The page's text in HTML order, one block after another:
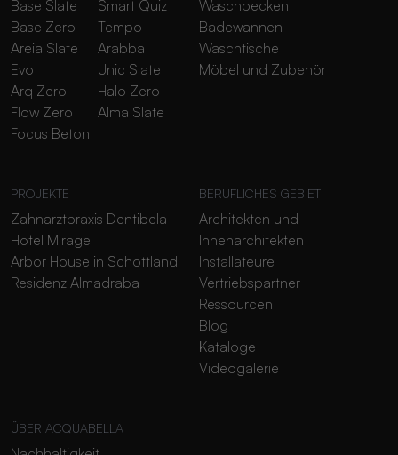
Base Slate
Base Zero
Areia Slate
Evo
Arq Zero
Flow Zero
Focus Beton
Smart Quiz
Tempo
Arabba
Unic Slate
Halo Zero
Alma Slate
Waschbecken
Badewannen
Waschtische
Möbel und Zubehör
PROJEKTE
Zahnarztpraxis Dentibela
Hotel Mirage
Arbor House in Schottland
Residenz Almadraba
BERUFLICHES GEBIET
Architekten und
Innenarchitekten
Installateure
Vertriebspartner
Ressourcen
Blog
Kataloge
Videogalerie
ÜBER ACQUABELLA